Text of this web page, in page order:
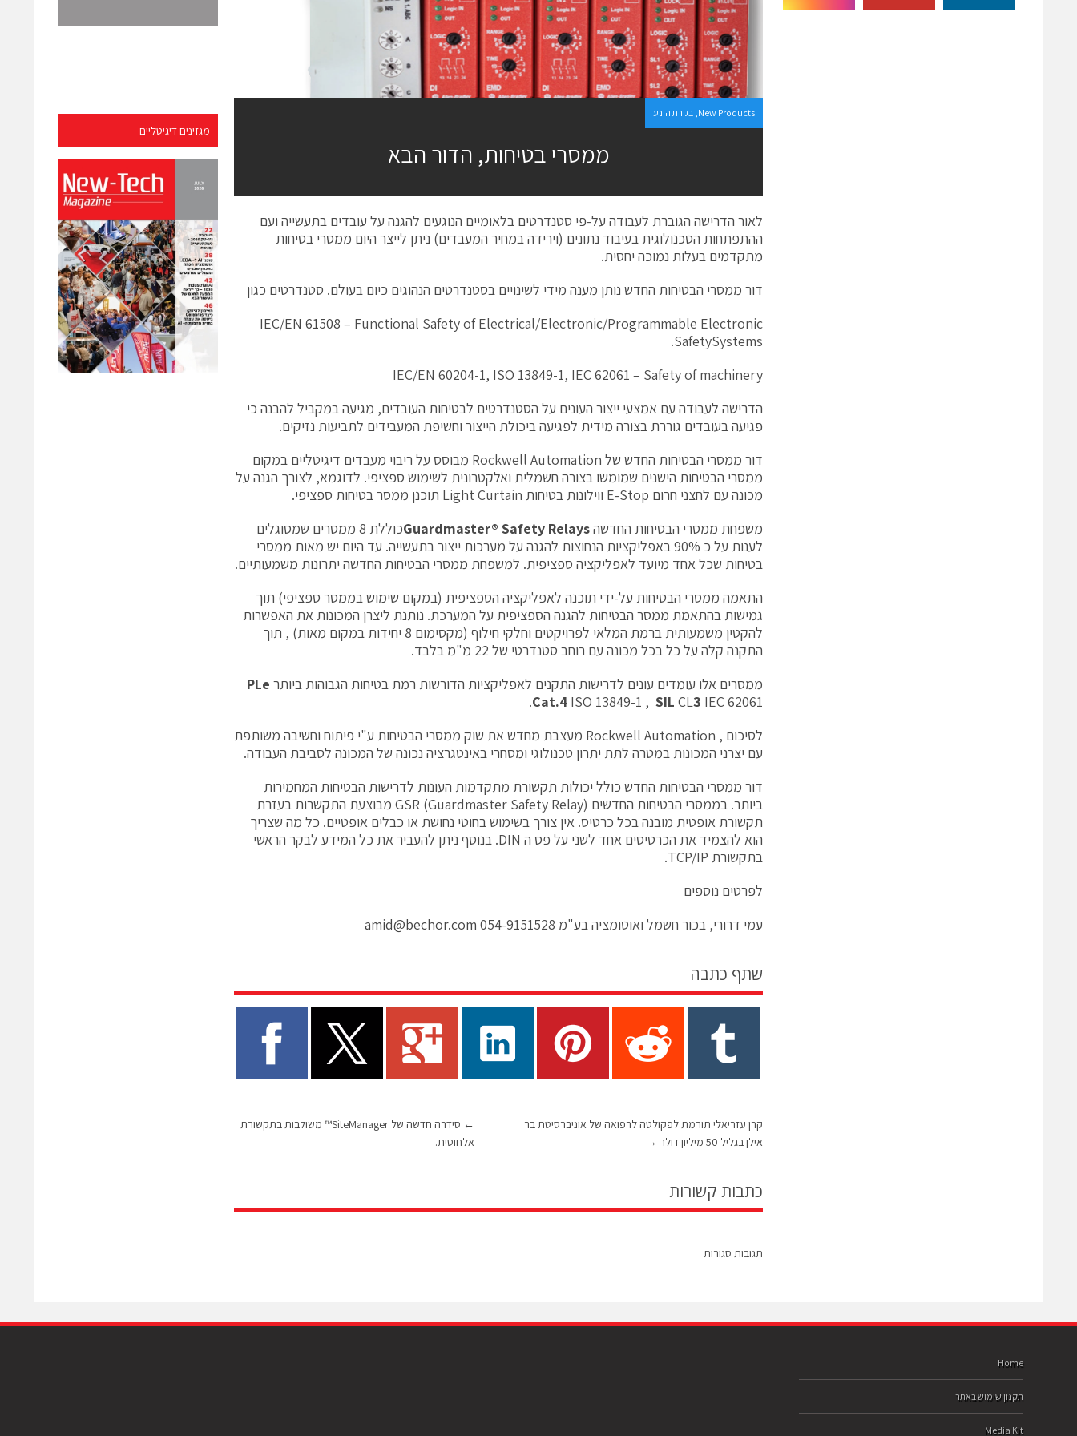
מגזינים דיגיטליים
New Products
, בקרת הינע
ממסרי בטיחות, הדור הבא
לאור הדרישה הגוברת לעבודה על-פי סטנדרטים בלאומיים הנוגעים להגנה על עובדים בתעשייה ועם
ההתפתחות הטכנולוגית בעיבוד נתונים (וירידה במחיר המעבדים) ניתן לייצר היום ממסרי בטיחות
מתקדמים בעלות נמוכה יחסית.
דור ממסרי הבטיחות החדש נותן מענה מידי לשינויים בסטנדרטים הנהוגים כיום בעולם. סטנדרטים כגון
IEC/EN 61508 – Functional Safety of Electrical/Electronic/Programmable Electronic
SafetySystems.
IEC/EN 60204-1, ISO 13849-1, IEC 62061 – Safety of machinery
הדרישה לעבודה עם אמצעי ייצור העונים על הסטנדרטים לבטיחות העובדים, מגיעה במקביל להבנה כי
פגיעה בעובדים גוררת בצורה מידית לפגיעה ביכולת הייצור וחשיפת המעבידים לתביעות נזיקים.
דור ממסרי הבטיחות החדש של Rockwell Automation מבוסס על ריבוי מעבדים דיגיטליים במקום
ממסרי הבטיחות הישנים שמומשו בצורה חשמלית ואלקטרונית לשימוש ספציפי. לדוגמא, לצורך הגנה על
מכונה עם לחצני חרום E-Stop ווילונות בטיחות Light Curtain תוכנן ממסר בטיחות ספציפי.
משפחת ממסרי הבטיחות החדשהGuardmaster® Safety Relays
כוללת 8 ממסרים שמסוגלים
לענות על כ 90% באפליקציות הנחוצות להגנה על מערכות ייצור בתעשייה. עד היום יש מאות ממסרי
בטיחות שכל אחד מיועד לאפליקציה ספציפית. למשפחת ממסרי הבטיחות החדשה יתרונות משמעותיים.
התאמה ממסרי הבטיחות על-ידי תוכנה לאפליקציה הספציפית (במקום שימוש בממסר ספציפי) תוך
גמישות בהתאמת ממסר הבטיחות להגנה הספציפית על המערכת. נותנת ליצרן המכונות את האפשרות
להקטין משמעותית ברמת המלאי לפרויקטים וחלקי חילוף (מקסימום 8 יחידות במקום מאות) , תוך
התקנה קלה על כל בכל מכונה עם רוחב סטנדרטי של 22 מ"מ בלבד.
ממסרים אלו עומדים עונים לדרישות התקנים לאפליקציות הדורשות רמת בטיחות הגבוהות ביותר PLe
Cat.4 ISO 13849-1 , SIL CL3 IEC 62061.
לסיכום , Rockwell Automation מעצבת מחדש את שוק ממסרי הבטיחות ע"י פיתוח וחשיבה משותפת
עם יצרני המכונות במטרה לתת יתרון טכנולוגי ומסחרי באינטגרציה נכונה של המכונה לסביבת העבודה.
דור ממסרי הבטיחות החדש כולל יכולות תקשורת מתקדמות העונות לדרישות הבטיחות המחמירות
ביותר. בממסרי הבטיחות החדשים GSR (Guardmaster Safety Relay) מבוצעת התקשרות בעזרת
תקשורת אופטית מובנה בכל כרטיס. אין צורך בשימוש בחוטי נחושת או כבלים אופטיים. כל מה שצריך
הוא להצמיד את הכרטיסים אחד לשני על פס ה DIN. בנוסף ניתן להעביר את כל המידע לבקר הראשי
בתקשורת TCP/IP.
לפרטים נוספים
עמי דרורי, בכור חשמל ואוטומציה בע"מ 054-9151528
amid@bechor.com
שתף כתבה
←
סידרה חדשה של SiteManager™ משולבות בתקשורת
אלחוטית.
קרן עזריאלי תורמת לפקולטה לרפואה של אוניברסיטת בר
אילן בגליל 50 מיליון דולר
→
כתבות קשורות
תגובות סגורות
Home
תקנון שימוש באתר
Media Kit